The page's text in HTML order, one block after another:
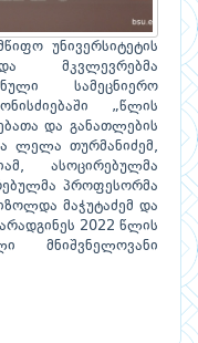
უნივერსიტეტის
მკვლევრებმა
სამეცნიერო
„წლის
და განათლების
ლელა თურმანიძემ,
ასოცირებულმა
პროფესორმა
მაჭუტაძემ და
2022 წლის
მნიშვნელოვანი